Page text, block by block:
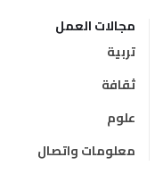
مجالات العمل
تربية
ثقافة
علوم
معلومات واتصال